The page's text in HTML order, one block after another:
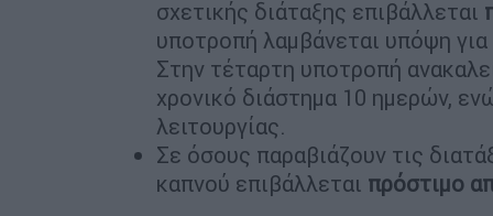
σχετικής διάταξης επιβάλλεται
υποτροπή λαμβάνεται υπόψη
Στην τέταρτη υποτροπή
χρονικό διάστημα 10 ημερών,
λειτουργίας.
Σε όσους παραβιάζουν τις
καπνού επιβάλλεται πρόστιμο